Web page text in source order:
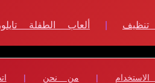
تنظيف | ألعاب الطفلة تايلور
| من نحن |